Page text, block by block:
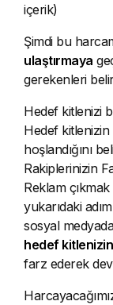
içerik)
Şimdi bu
ulaştırmaya
gerekenleri
Hedef kitlenizi
Hedef
hoşlandığını
Rakiplerinizin
Reklam
yukarıdaki
sosyal
hedef
farz ederek